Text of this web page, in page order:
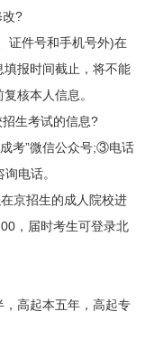
?
件号和手机号外)在
报时间截止，将不能
核本人信息。
生考试的信息?
考”微信公众号;③电话
电话。
京招生的成人院校进
，届时考生可登录北
高起本五年，高起专